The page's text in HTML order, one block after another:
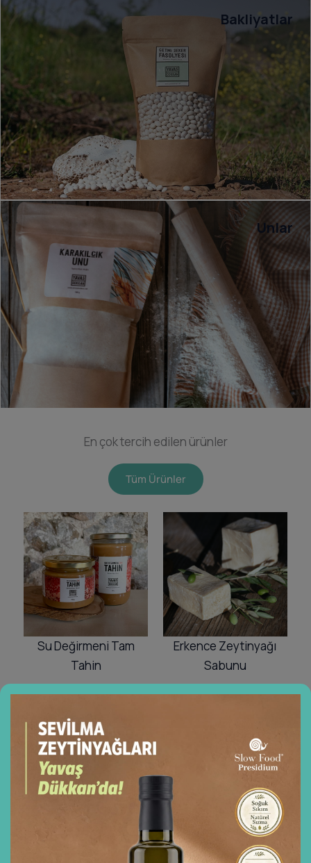
Bakliyatlar
Unlar
En çok tercih edilen ürünler
Tüm Ürünler
Su Değirmeni Tam
Tahin
₺250,00–₺500,00Fiyat
–
Seçenekler
Erkence Zeytinyağı
Sabunu
₺180,00